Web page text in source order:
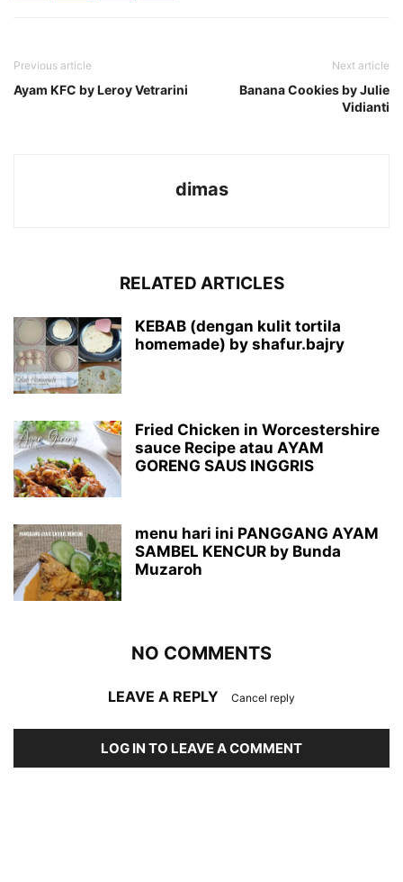
Previous article
Ayam KFC by Leroy Vetrarini
Next article
Banana Cookies by Julie
Vidianti
dimas
RELATED ARTICLES
KEBAB (dengan kulit tortila
homemade) by shafur.bajry
Fried Chicken in Worcestershire
sauce Recipe atau AYAM
GORENG SAUS INGGRIS
menu hari ini PANGGANG AYAM
SAMBEL KENCUR by Bunda
Muzaroh
NO COMMENTS
LEAVE A REPLY Cancel reply
LOG IN TO LEAVE A COMMENT